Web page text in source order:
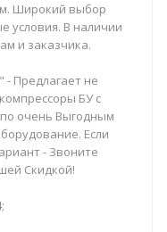
Широкий выбор
условия. В наличии
и заказчика.
- Предлагает не
БУ с
очень Выгодным
Если
- Звоните
Скидкой!